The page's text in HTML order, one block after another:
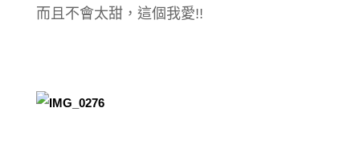
而且不會太甜，這個我愛!!